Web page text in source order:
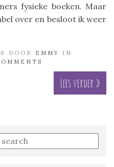
fysieke boeken. Maar
over en besloot ik weer
DOOR EMMY
IN
Lees verder »